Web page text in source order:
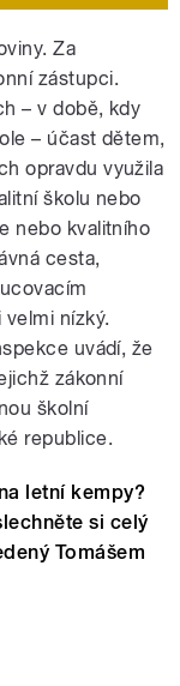
Za
zástupci.
– v době, kdy
– účast dětem,
opravdu využila
školu nebo
nebo kvalitního
cesta,
nízký.
uvádí, že
zákonní
školní
republice.
letní kempy?
si celý
Tomášem